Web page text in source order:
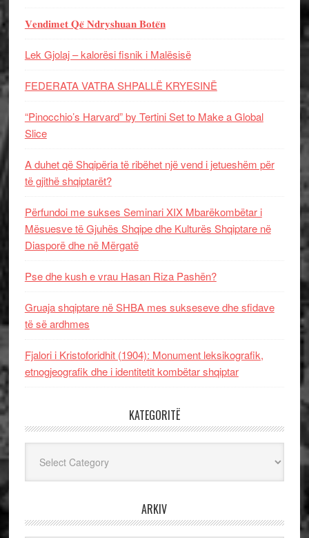
𝐕𝐞𝐧𝐝𝐢𝐦𝐞𝐭 𝐐𝐞̈ 𝐍𝐝𝐫𝐲𝐬𝐡𝐮𝐚𝐧 𝐁𝐨𝐭𝐞̈𝐧
Lek Gjolaj – kalorësi fisnik i Malësisë
FEDERATA VATRA SHPALLË KRYESINË
“Pinocchio’s Harvard” by Tertini Set to Make a Global
Slice
A duhet që Shqipëria të ribëhet një vend i jetueshëm për
të gjithë shqiptarët?
Përfundoi me sukses Seminari XIX Mbarëkombëtar i
Mësuesve të Gjuhës Shqipe dhe Kulturës Shqiptare në
Diasporë dhe në Mërgatë
Pse dhe kush e vrau Hasan Riza Pashën?
Gruaja shqiptare në SHBA mes sukseseve dhe sfidave
të së ardhmes
Fjalori i Kristoforidhit (1904): Monument leksikografik,
etnogjeografik dhe i identitetit kombëtar shqiptar
KATEGORITË
ARKIV